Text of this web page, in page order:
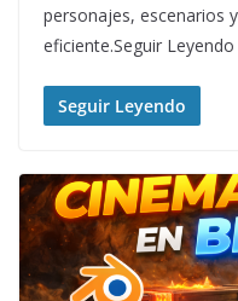
personajes, escenarios
eficiente.Seguir Leyendo
Seguir Leyendo